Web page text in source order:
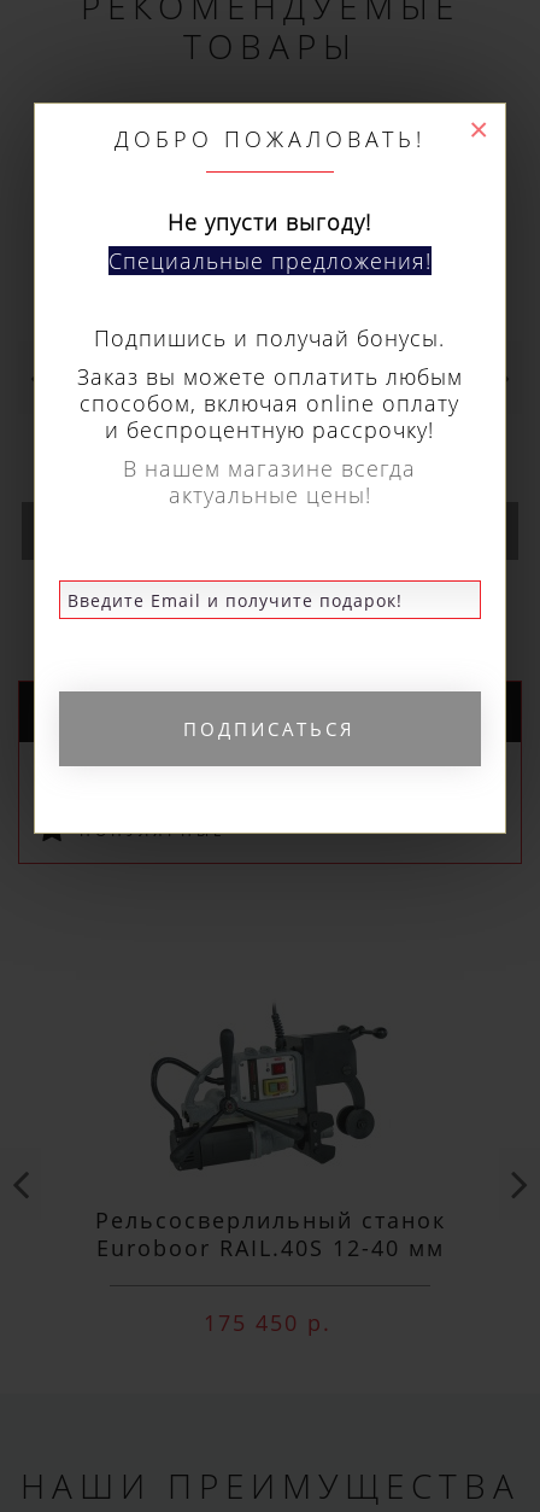
ДОБРО ПОЖАЛОВАТЬ!
Не упусти выгоду!
Подпишись и получай бонусы.
способом, включая online оплату
и беспроцентную рассрочку!
В нашем магазине всегда
актуальные цены!
ТОВАРЫ
Кольцевое сверло Euroboor HSS длина 30
мм, Ø 78 HCS.780
15 730 р.
РЕКОМЕНДУЕМЫЕ
ПОПУЛЯРНЫЕ
Рельсосверлильный станок
Euroboor RAIL.40S 12-40 мм
175 450 р.
НАШИ ПРЕИМУЩЕСТВА